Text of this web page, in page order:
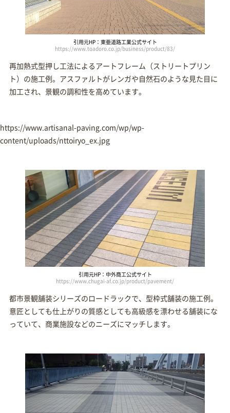
引用元HP：東亜道路工業公式サイト
https://www.toadoro.co.jp/business/product/83/
再加熱式型押し工法によるアートフレーム（ストリートプリン
ト）の施工例。アスファルトがレンガや自然石のような見た目に
加工され、景観の調和性を高めています。
https://www.artisanal-paving.com/wp/wp-
content/uploads/nttoiryo_ex.jpg
引用元HP：中外商工公式サイト
https://www.chugai-af.co.jp/product/pavement/
都市景観舗装シリーズのロードラックで、型枠式舗装の施工例。
意匠としても仕上がりの質感としても高級感を漂わせる舗装にな
っていて、商業施設などのニーズにマッチします。